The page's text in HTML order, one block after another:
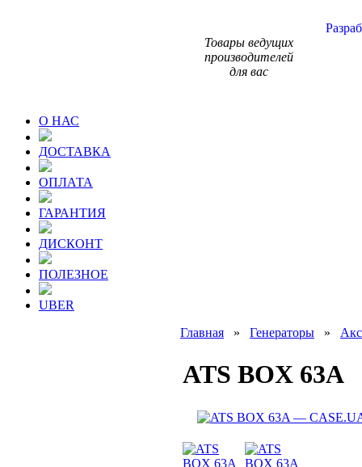
Товары ведущих
производителей
для вас
О НАС
ДОСТАВКА
ОПЛАТА
ГАРАНТИЯ
ДИСКОНТ
ПОЛЕЗНОЕ
UBER
Главная » Генераторы »
ATS BOX 63A